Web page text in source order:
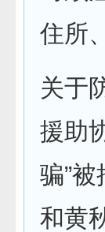
住所
关于
援助
骗”
和黄